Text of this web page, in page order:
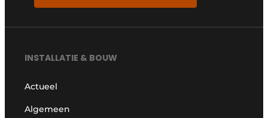
INSTALLATIE & BOUW
Actueel
Algemeen